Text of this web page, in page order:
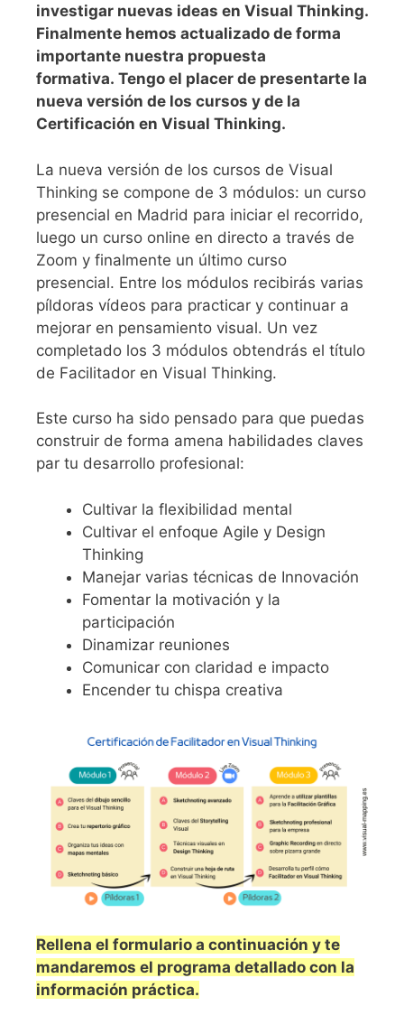
investigar nuevas ideas en Visual Thinking.
Finalmente hemos actualizado de forma
importante nuestra propuesta
formativa. Tengo el placer de presentarte la
nueva versión de los cursos y de la
Certificación en Visual Thinking.
La nueva versión de los cursos de Visual
Thinking se compone de 3 módulos: un curso
presencial en Madrid para iniciar el recorrido,
luego un curso online en directo a través de
Zoom y finalmente un último curso
presencial. Entre los módulos recibirás varias
píldoras vídeos para practicar y continuar a
mejorar en pensamiento visual. Un vez
completado los 3 módulos obtendrás el título
de Facilitador en Visual Thinking.
Este curso ha sido pensado para que puedas
construir de forma amena habilidades claves
par tu desarrollo profesional:
Cultivar la flexibilidad mental
Cultivar el enfoque Agile y Design
Thinking
Manejar varias técnicas de Innovación
Fomentar la motivación y la
participación
Dinamizar reuniones
Comunicar con claridad e impacto
Encender tu chispa creativa
Rellena el formulario a continuación y te
mandaremos el programa detallado con la
información práctica.